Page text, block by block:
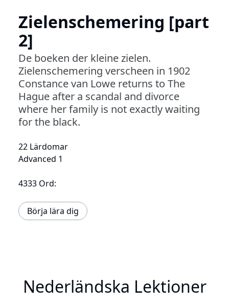
Zielenschemering [part
2]
De boeken der kleine zielen.
Zielenschemering verscheen in 1902
Constance van Lowe returns to The
Hague after a scandal and divorce
where her family is not exactly waiting
for the black.
22 Lärdomar
Advanced 1
4333 Ord:
Börja lära dig
Nederländska Lektioner